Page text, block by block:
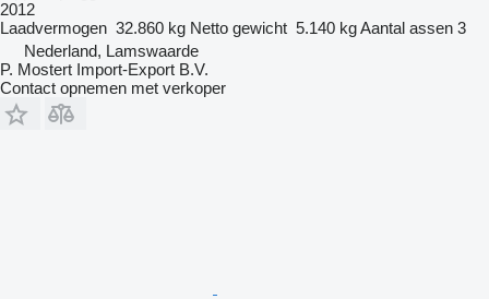
2012
Laadvermogen 32.860 kg Netto gewicht 5.140 kgAantal assen 3
Nederland, Lamswaarde
P. Mostert Import-Export B.V.
Contact opnemen met verkoper